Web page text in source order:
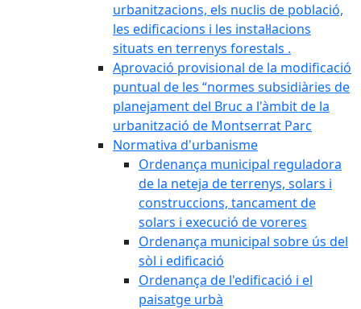
urbanitzacions, els nuclis de població,
les edificacions i les instal·lacions
situats en terrenys forestals .
Aprovació provisional de la modificació
puntual de les “normes subsidiàries de
planejament del Bruc a l'àmbit de la
urbanització de Montserrat Parc
Normativa d'urbanisme
Ordenança municipal reguladora
de la neteja de terrenys, solars i
construccions, tancament de
solars i execució de voreres
Ordenança municipal sobre ús del
sòl i edificació
Ordenança de l'edificació i el
paisatge urbà